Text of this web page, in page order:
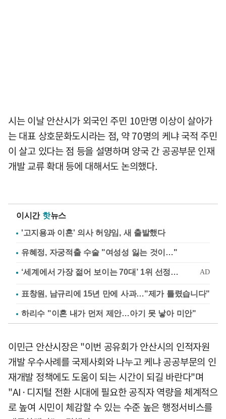
시는 이날 안산시가 외국인 주민 10만명 이상이 살아가
는 대표 상호문화도시라는 점, 약 70명의 케냐 국적 주민
이 살고 있다는 점 등을 설명하며 양국 간 공공부문 인재
개발 교류 확대 등에 대해서도 논의했다.
이시간 핫뉴스
'고지용과 이혼' 의사 허양임, 새 출발했다
유혜정, 자궁적출 수술 "여성성 잃는 것이…"
표창원, 남규리에 15년 만에 사과…"제가 틀렸습니다"
하리수 "이혼 내가 먼저 제안…아기 못 낳아 미안"
이민근 안산시장은 "이번 공유회가 안산시의 인적자원
개발 우수사례를 국제사회와 나누고 케냐 공공부문의 인
재개발 정책에도 도움이 되는 시간이 되길 바란다"며
"AI·디지털 전환 시대에 필요한 공직자 역량을 체계적으
로 높여 시민이 체감할 수 있는 수준 높은 행정서비스를